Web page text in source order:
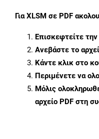
ΓιαXLSM σε PDF
Επισκεφτείτε την
Ανεβάστε το
Κάντε κλικ στο
Περιμένετε να
Μόλις
αρχείο PDF στη